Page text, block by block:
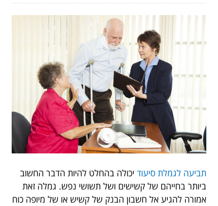
תביעה לגמלת סיעוד יכולה בהחלט להיות הדבר החשוב
ביותר בחייהם של קשישים ושל תשושי נפש. גמלה זאת
אמורה להגיע אל חשבון הבנק של קשיש או של מיופה כוח